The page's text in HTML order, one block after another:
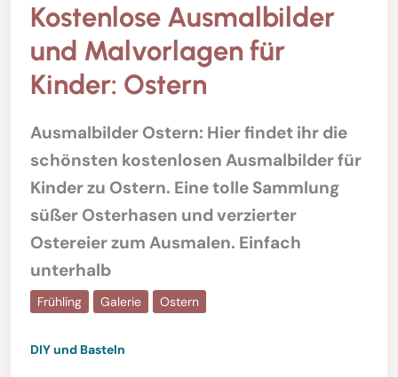
Kostenlose Ausmalbilder
und Malvorlagen für
Kinder: Ostern
Ausmalbilder Ostern: Hier findet ihr die
schönsten kostenlosen Ausmalbilder für
Kinder zu Ostern. Eine tolle Sammlung
süßer Osterhasen und verzierter
Ostereier zum Ausmalen. Einfach
unterhalb
Frühling Galerie Ostern
DIY und Basteln